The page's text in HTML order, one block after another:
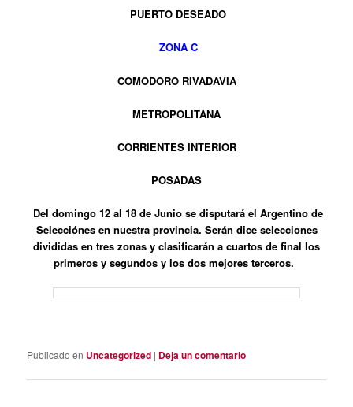
PUERTO DESEADO
ZONA C
COMODORO RIVADAVIA
METROPOLITANA
CORRIENTES INTERIOR
POSADAS
Del domingo 12 al 18 de Junio se disputará el Argentino de
Selecciónes en nuestra provincia. Serán dice selecciones
divididas en tres zonas y clasificarán a cuartos de final los
primeros y segundos y los dos mejores terceros.
Publicado en Uncategorized | Deja un comentario